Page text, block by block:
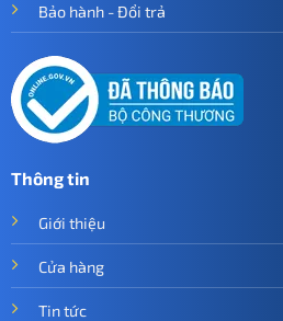
Bảo hành - Đổi trả
Thông tin
Giới thiệu
Cửa hàng
Tin tức